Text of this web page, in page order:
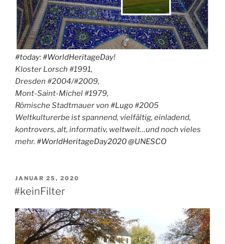
#today:#WorldHeritageDay!
Kloster Lorsch #1991,
Dresden #2004/#2009,
Mont-Saint-Michel #1979,
Römische Stadtmauer von #Lugo#2005
Weltkulturerbe ist spannend, vielfältig, einladend,
kontrovers, alt, informativ, weltweit…und noch vieles
mehr. #WorldHeritageDay2020@UNESCO
VERÖFFENTLICHT
AM
JANUAR 25, 2020
#keinFilter